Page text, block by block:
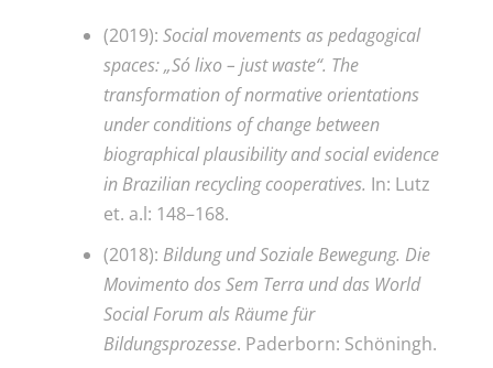
(2019): Social movements as pedagogical
spaces: „Só lixo – just waste“. The
transformation of normative orientations
under conditions of change between
biographical plausibility and social evidence
in Brazilian recycling cooperatives. In: Lutz
et. a.l: 148–168.
(2018): Bildung und Soziale Bewegung. Die
Movimento dos Sem Terra und das World
Social Forum als Räume für
Bildungsprozesse. Paderborn: Schöningh.